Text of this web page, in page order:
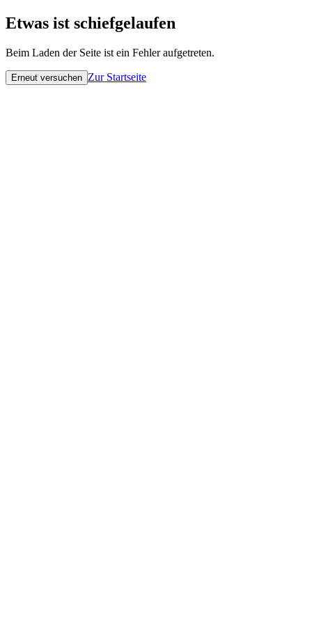
Etwas ist schiefgelaufen
Beim Laden der Seite ist ein Fehler aufgetreten.
Erneut versuchen Zur Startseite